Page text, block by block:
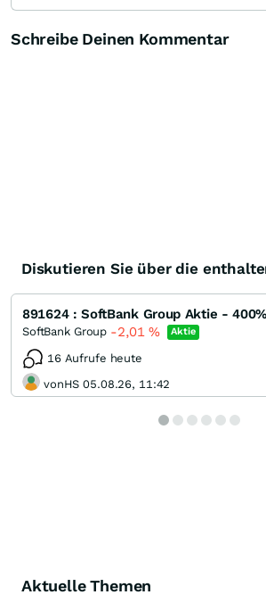
Schreibe Deinen Kommentar
Diskutieren Sie über die
891624 : SoftBank Group Aktie -
SoftBank Group -2,01% Aktie
16 Aufrufe heute
vonHS 05.08.26, 11:42
Aktuelle Themen